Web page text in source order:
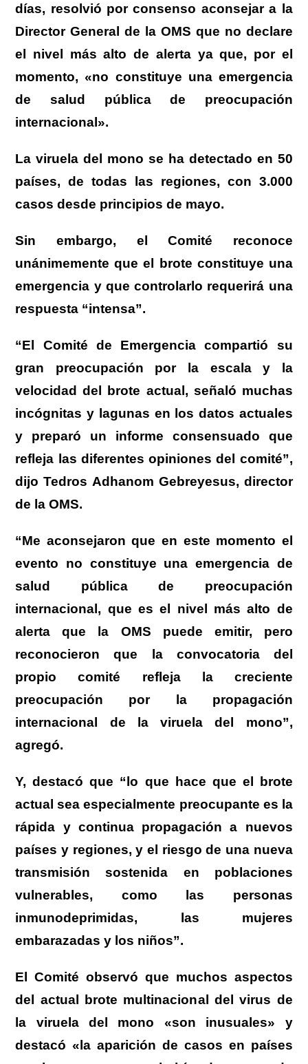
días, resolvió por consenso aconsejar a la
Director General de la OMS que no declare
el nivel más alto de alerta ya que, por el
momento, «no constituye una emergencia
de salud pública de preocupación
internacional».
La viruela del mono se ha detectado en 50
países, de todas las regiones, con 3.000
casos desde principios de mayo.
Sin embargo, el Comité reconoce
unánimemente que el brote constituye una
emergencia y que controlarlo requerirá una
respuesta “intensa”.
“El Comité de Emergencia compartió su
gran preocupación por la escala y la
velocidad del brote actual, señaló muchas
incógnitas y lagunas en los datos actuales
y preparó un informe consensuado que
refleja las diferentes opiniones del comité”,
dijo Tedros Adhanom Gebreyesus, director
de la OMS.
“Me aconsejaron que en este momento el
evento no constituye una emergencia de
salud pública de preocupación
internacional, que es el nivel más alto de
alerta que la OMS puede emitir, pero
reconocieron que la convocatoria del
propio comité refleja la creciente
preocupación por la propagación
internacional de la viruela del mono”,
agregó.
Y, destacó que “lo que hace que el brote
actual sea especialmente preocupante es la
rápida y continua propagación a nuevos
países y regiones, y el riesgo de una nueva
transmisión sostenida en poblaciones
vulnerables, como las personas
inmunodeprimidas, las mujeres
embarazadas y los niños”.
El Comité observó que muchos aspectos
del actual brote multinacional del virus de
la viruela del mono «son inusuales» y
destacó «la aparición de casos en países